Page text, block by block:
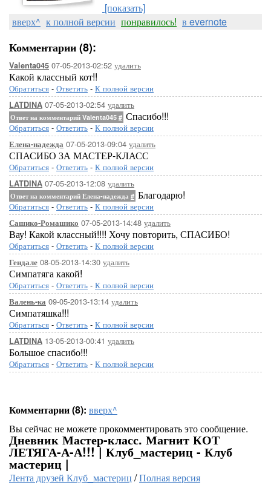
[показать]
вверх^ к полной версии понравилось! в evernote
Комментарии (8):
Valenta045 07-05-2013-02:52 удалить
Какой классный кот!!
Обратиться - Ответить - К полной версии
LATDINA 07-05-2013-02:54 удалить
Ответ на комментарий Valenta045 # Спасибо!!!
Обратиться - Ответить - К полной версии
Елена-надежда 07-05-2013-09:04 удалить
СПАСИБО ЗА МАСТЕР-КЛАСС
Обратиться - Ответить - К полной версии
LATDINA 07-05-2013-12:08 удалить
Ответ на комментарий Елена-надежда # Благодарю!
Обратиться - Ответить - К полной версии
Сашико-Ромашико 07-05-2013-14:48 удалить
Вау! Какой классный!!!! Хочу повторить, СПАСИБО!
Обратиться - Ответить - К полной версии
Гендале 08-05-2013-14:30 удалить
Симпатяга какой!
Обратиться - Ответить - К полной версии
Валень-ка 09-05-2013-13:14 удалить
Симпатяшка!!!
Обратиться - Ответить - К полной версии
LATDINA 13-05-2013-00:41 удалить
Большое спасибо!!!
Обратиться - Ответить - К полной версии
Комментарии (8): вверх^
Вы сейчас не можете прокомментировать это сообщение.
Дневник Мастер-класс. Магнит КОТ
ЛЕТЯГА-А-А!!! | Клуб_мастериц - Клуб
мастериц |
Лента друзей Клуб_мастериц /Полная версия